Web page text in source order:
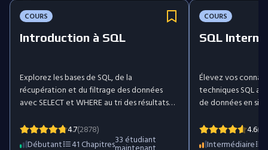
COURS
Introduction à SQL
Explorez les bases de SQL, de la
récupération et du filtrage des données
avec SELECT et WHERE au tri des résultats
fonctions d'agrégation telles que COUNT,
AVG et SUM. À travers des exercices
Débutant 41Chapitres33 étudiant
4.7(2878)
COURS
SQL
Élevez vos
techniques SQL
de données en
GROUP BY et
requêtes
Intermédiaire
4.6